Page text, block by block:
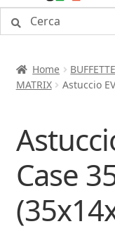
navigazione
contenuto
Home
MATRIX
Astuccio
Case